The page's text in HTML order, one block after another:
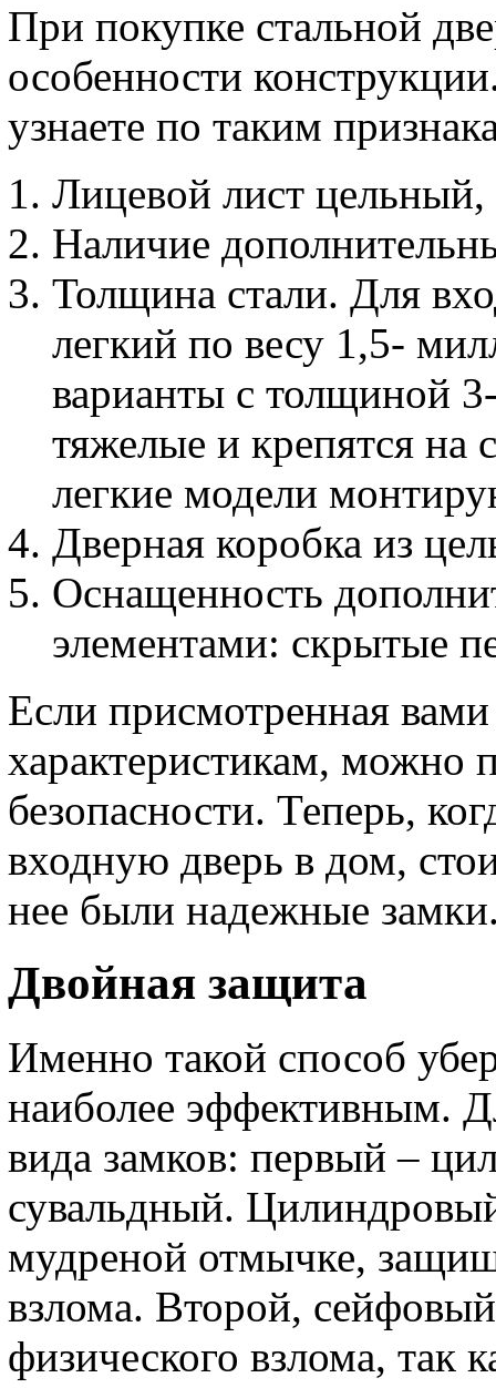
При покупке стальной
особенности
узнаете по таким
Лицевой лист
Наличие
Толщина стали. Для
легкий по весу 1,5-
варианты с толщиной
тяжелые и крепятся на
легкие модели
Дверная коробка из
Оснащенность
элементами: скрытые
Если присмотренная вами
характеристикам, можно
безопасности. Теперь,
входную дверь в дом,
нее были надежные
Двойная защита
Именно такой способ
наиболее эффективным.
вида замков: первый –
сувальдный.
мудреной отмычке,
взлома. Второй,
физического взлома, так